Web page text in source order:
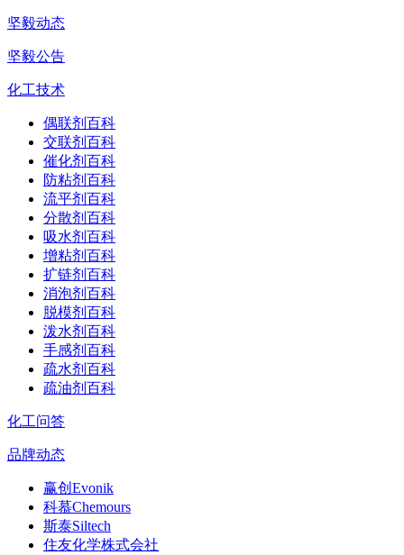
坚毅动态
坚毅公告
化工技术
偶联剂百科
交联剂百科
催化剂百科
防粘剂百科
流平剂百科
分散剂百科
吸水剂百科
增粘剂百科
扩链剂百科
消泡剂百科
脱模剂百科
泼水剂百科
手感剂百科
疏水剂百科
疏油剂百科
化工问答
品牌动态
赢创Evonik
科慕Chemours
斯泰Siltech
住友化学株式会社